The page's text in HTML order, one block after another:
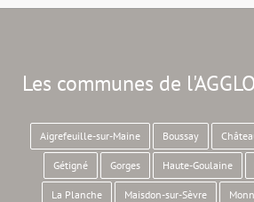
Les communes de
Aigrefeuille-sur-Maine Boussay
Gétigné Gorges Haute-Goulaine
La Planche Maisdon-sur-Sèvre